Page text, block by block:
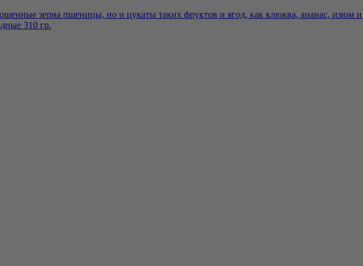
зерна пшеницы, но и цукаты таких фруктов и ягод, как клюква, ананас, изюм и
310 гр.